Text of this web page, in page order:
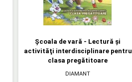
Şcoala de vară - Lectură şi
activităţi interdisciplinare pentru
clasa pregătitoare
DIAMANT